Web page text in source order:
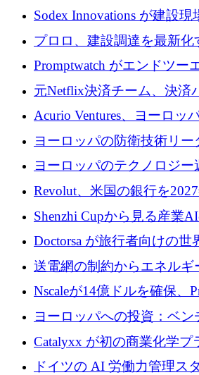
有者によって決まると考え
Sodex Innovations が建設
のインテリジェンスをもた
ユーロを確保
プロロ、建設調達を最新化
ンドを調達
Promptwatch がエンドツー
適化プラットフォームを拡
万ユーロを調達
元Netflix決済チーム、決済
ラットフォームNopanのた
万ユーロを調達
Acurio Ventures、ヨーロッ
流動性を解放するために1
ファンドを立ち上げる
ヨーロッパの防衛技術リー
ングは、180億ドルの評価
ヨーロッパのテクノロジー
ユーロを超える 70 以上の
Revolut、米国の銀行を
国の社長が語る
Shenzhi Cupから見る産業
産業実装への道筋
Doctorsa が旅行者向けの世
ラットフォームを拡大する
ロを調達
送電網の制約からエネルギ
Envision の Gobi X がヨー
Nscaleが14億ドルを確保、
億1,100万ユーロを獲得、
ヨーロッパへの投資：ベン
が過去2番目に高い水準に
Catalyxx が初の商業化学プ
から 2,000 万ユーロ以上の
ドイツの AI 労働力管理ス